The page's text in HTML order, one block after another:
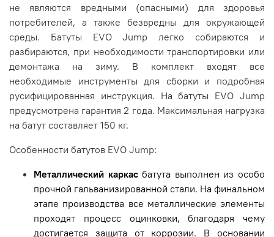
не являются вредными (опасными) для здоровья
потребителей, а также безвредны для окружающей
среды. Батуты EVO Jump легко собираются и
разбираются, при необходимости транспортировки или
демонтажа на зиму. В комплект входят все
необходимые инструменты для сборки и подробная
русифицированная инструкция. На батуты EVO Jump
предусмотрена гарантия 2 года. Максимальная нагрузка
на батут составляет 150 кг.
Особенности батутов EVO Jump:
Металлический каркасбатута выполнен из особо
прочной гальванизированной стали. На финальном
этапе производства все металлические элементы
проходят процесс оцинковки, благодаря чему
достигается защита от коррозии. В основании